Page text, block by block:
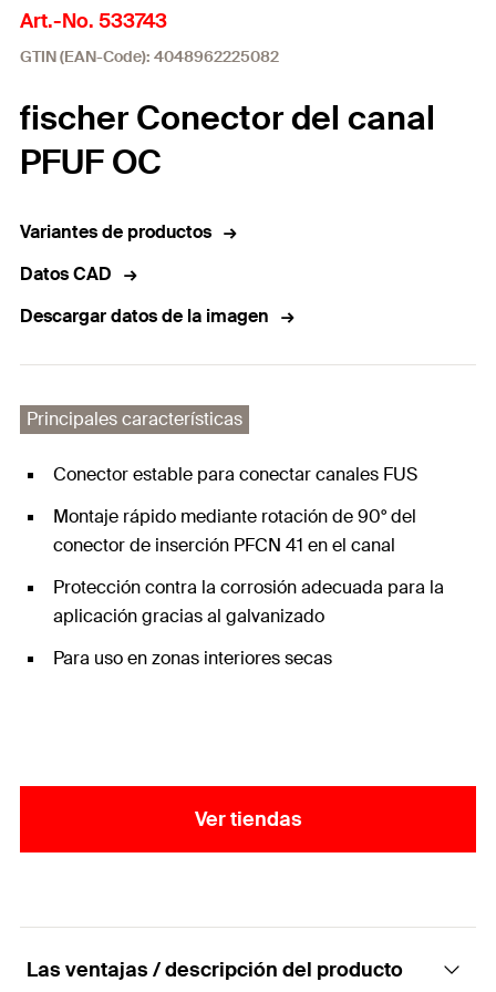
Art.-No. 533743
GTIN (EAN-Code): 4048962225082
fischer Conector del canal
PFUF OC
Variantes de productos
Datos CAD
Descargar datos de la imagen
Principales características
Conector estable para conectar canales FUS
Montaje rápido mediante rotación de 90° del
conector de inserción PFCN 41 en el canal
Protección contra la corrosión adecuada para la
aplicación gracias al galvanizado
Para uso en zonas interiores secas
Ver tiendas
Las ventajas / descripción del producto